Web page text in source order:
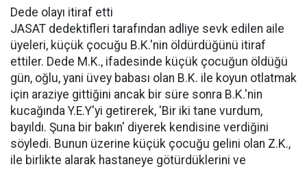
Dede olayı itiraf etti
JASAT dedektifleri tarafından adliye sevk edilen aile
üyeleri, küçük çocuğu B.K.'nin öldürdüğünü itiraf
ettiler. Dede M.K., ifadesinde küçük çocuğun öldüğü
gün, oğlu, yani üvey babası olan B.K. ile koyun otlatmak
için araziye gittiğini ancak bir süre sonra B.K.'nin
kucağında Y.E.Y'yi getirerek, 'Bir iki tane vurdum,
bayıldı. Şuna bir bakın' diyerek kendisine verdiğini
söyledi. Bunun üzerine küçük çocuğu gelini olan Z.K.,
ile birlikte alarak hastaneye götürdüklerini ve